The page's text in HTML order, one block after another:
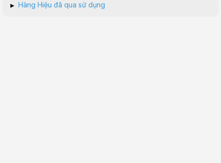
▸ Hàng Hiệu đã qua sử dụng